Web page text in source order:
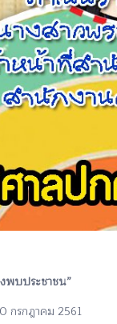
พบประชาชน”
กรกฎาคม 2561